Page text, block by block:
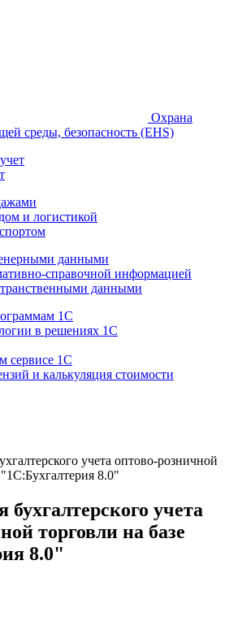
Охрана
среды, безопасность (EHS)
и логистикой
данными
справочной информацией
данными
1С
в решениях 1С
сервисе 1С
и калькуляция стоимости
учета оптово-розничной
8.0"
бухгалтерского учета
торговли на базе
8.0"